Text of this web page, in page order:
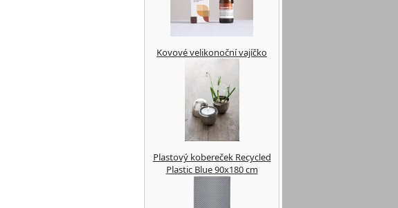
Kovové velikonoční vajíčko
Plastový kobereček Recycled
Plastic Blue 90x180 cm